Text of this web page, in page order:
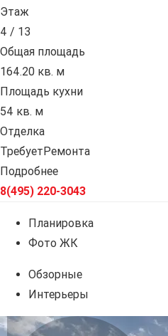
Этаж
4 / 13
Общая площадь
164.20 кв. м
Площадь кухни
54 кв. м
Отделка
ТребуетРемонта
Подробнее
8(495) 220-3043
Планировка
Фото ЖК
Обзорные
Интерьеры